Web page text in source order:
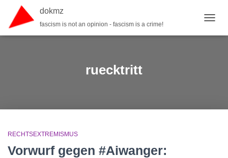
dokmz
fascism is not an opinion - fascism is a crime!
ruecktritt
RECHTSEXTREMISMUS
Vorwurf gegen #Aiwanger: